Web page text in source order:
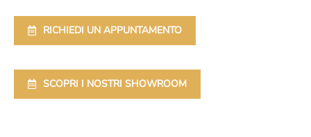
RICHIEDI UN APPUNTAMENTO
SCOPRI I NOSTRI SHOWROOM